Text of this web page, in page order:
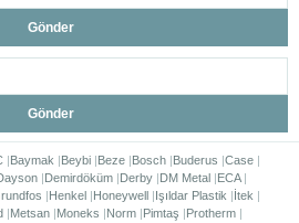
Gönder
Gönder
Baymak Beybi Beze Bosch Buderus Case
Demirdöküm Derby DM Metal ECA
Henkel Honeywell Işıldar Plastik
İtek
Metsan Moneks Norm Pimtaş
Protherm